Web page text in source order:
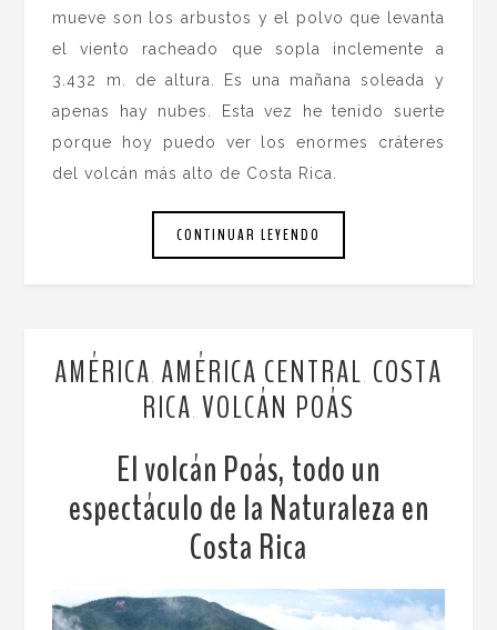
mueve son los arbustos y el polvo que levanta
el viento racheado que sopla inclemente a
3.432 m. de altura. Es una mañana soleada y
apenas hay nubes. Esta vez he tenido suerte
porque hoy puedo ver los enormes cráteres
del volcán más alto de Costa Rica.
CONTINUAR LEYENDO
AMÉRICA AMÉRICA CENTRAL COSTA
RICA VOLCÁN POÁS
El volcán Poás, todo un
espectáculo de la Naturaleza en
Costa Rica